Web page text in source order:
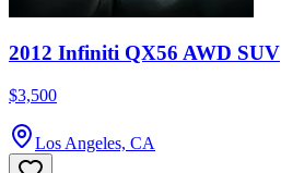
2012 Infiniti QX56 AWD SUV
$3,500
Los Angeles, CA